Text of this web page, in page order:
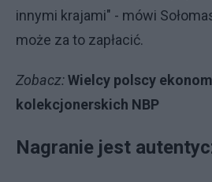
innymi krajami" - mówi
może za to zapłacić.
Zobacz:Wielcy polscy
kolekcjonerskich NBP
Nagranie jest